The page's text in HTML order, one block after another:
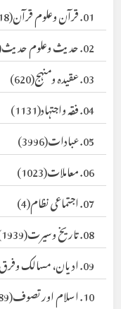
01. قرآن وعلوم قرآن
(1318)
02. حدیث وعلوم حدیث
03. عقیدہ ومنہج
(620)
04. فقہ واجتہاد
(1131)
05. عبادات
(3996)
06. معاملات
(1023)
07. اجتماعی نظام
(4)
08. تاریخ وسیرت
(1939)
09. ادیان، مسالک وفرق
10. اسلام اور تصوف
(489)